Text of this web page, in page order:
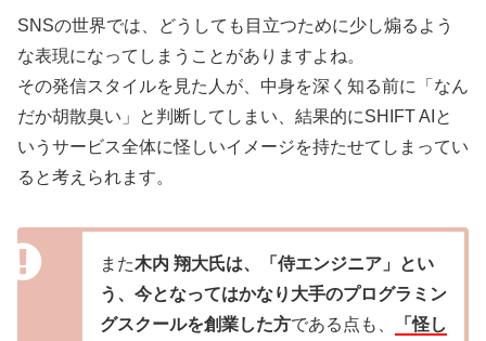
SNSの世界では、どうしても目立つために少し煽るよう
な表現になってしまうことがありますよね。
その発信スタイルを見た人が、中身を深く知る前に「なん
だか胡散臭い」と判断してしまい、結果的にSHIFT AIと
いうサービス全体に怪しいイメージを持たせてしまってい
ると考えられます。
また木内 翔大氏は、「侍エンジニア」とい
う、今となってはかなり大手のプログラミン
グスクールを創業した方である点も、 「怪し